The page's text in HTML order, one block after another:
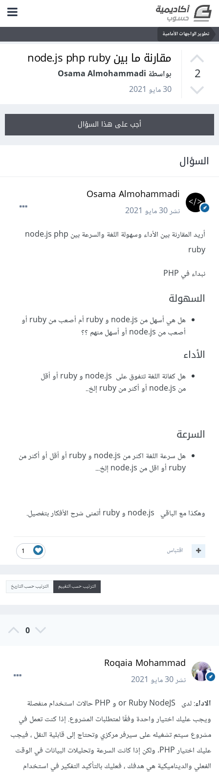
تطوير الواجهات الأمامية
2
مقارنة ما بين node.js php ruby
بواسطة Osama Almohammadi
30 مايو 2021
أجب على هذا السؤال
السؤال
Osama Almohammadi
نشر30 مايو 2021
أريد المقارنة بين الأداء وسهولة اللغة والسرعة بين node.js php
ruby
نبداء في PHP
السهولة
هل هي أسهل من node.js و ruby أم أصعب من ruby أو
أصعب من node.js أو أسهل منهم ؟؟
الأداء
هل كفائة اللغة تتفوق على node.js و ruby أو أقل
من node.js أو أكثر من ruby إلخ..
السرعة
هل سرعة اللغة اكثر من node.js و ruby أو أقل أو أكثر من
ruby أو اقل من node.js إلخ...
وهكذا مع الباقي node.js و ruby أتمنى شرح الأفكار بتفصيل.
1 اقتباس
الترتيب حسب التقييم الترتيب حسب التاريخ
0
Roqaia Mohammad
نشر30 مايو 2021
الاداء
: لدى or Ruby NodeJS و PHP حالات استخدام منفصلة
ويجب عليك اختيار واحدة وفقًا لمتطلبات المشروع. إذا كنت تعمل في
مشروع سيتم تشغيله على سيرفر مركزي وتحتاج إلى قابلية النقل ، فيجب
عليك اختيار PHP. ولكن إذا كانت السرعة وتحليلات البيانات في الوقت
الفعلي والديناميكية هي هدفك ، فعليك بالتأكيد التفكير في استخدام